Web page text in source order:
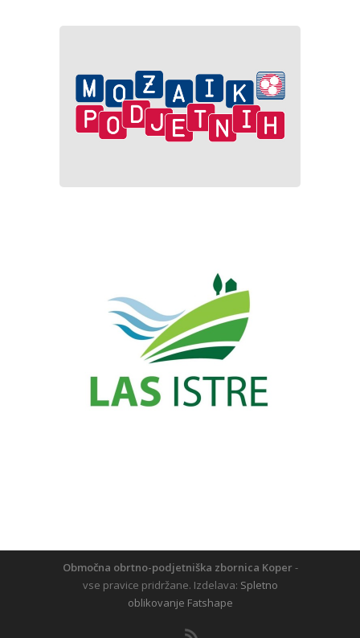
Območna obrtno-podjetniška zbornica Koper -
vse pravice pridržane. Izdelava: Spletno
oblikovanje Fatshape